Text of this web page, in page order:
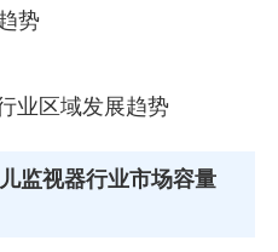
势
业区域发展趋势
监视器行业市场容量